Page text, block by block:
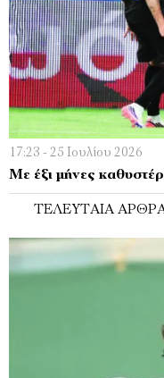
17:23 - 25 Ιουλίου 2026
Με έξι μήνες
ΤΕΛΕΥΤΑΊΑ